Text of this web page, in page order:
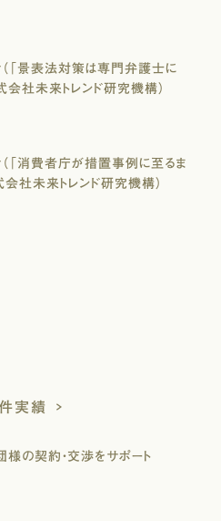
「景表法対策は専門弁護士に
社未来トレンド研究機構）
「消費者庁が措置事例に至るま
社未来トレンド研究機構）
実績
の契約・交渉をサポート